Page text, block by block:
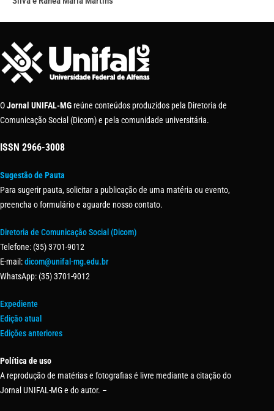
OJornal UNIFAL-MG reúne conteúdos produzidos pela Diretoria de
Comunicação Social (Dicom) e pela comunidade universitária.
ISSN 2966-3008
Sugestão de Pauta
Para sugerir pauta, solicitar a publicação de uma matéria ou evento,
preencha o formulário e aguarde nosso contato.
Diretoria de Comunicação Social (Dicom)
Telefone: (35) 3701-9012
E-mail:dicom@unifal-mg.edu.br
WhatsApp: (35) 3701-9012
Expediente
Edição atual
Edições anteriores
Política de uso
A reprodução de matérias e fotografias é livre mediante a citação do
Jornal UNIFAL-MG e do autor. –